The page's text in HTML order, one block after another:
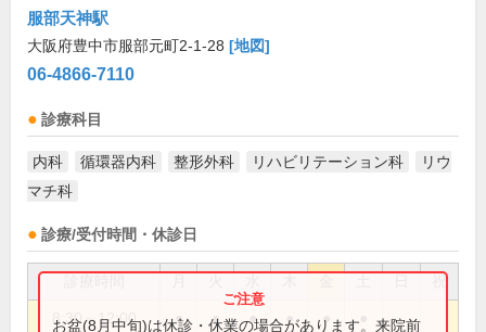
服部天神駅
大阪府豊中市服部元町2-1-28 [地図]
06-4866-7110
診療科目
内科 循環器内科 整形外科 リハビリテーション科
リウ
マチ科
診療/受付時間・休診日
祝
8:30～12:00 ● ● ● ● ●
お盆(8月中旬)は休診・休業の場合があります。来院前